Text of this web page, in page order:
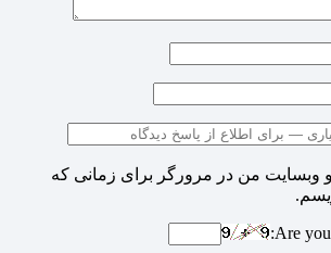
و وبسایت من در مرورگر برای زمانی که
Are you